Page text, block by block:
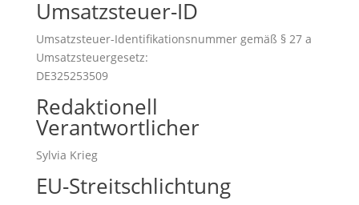
Umsatzsteuer-ID
Umsatzsteuer-Identifikationsnummer gemäß § 27 a
Umsatzsteuergesetz:
DE325253509
Redaktionell
Verantwortlicher
Sylvia Krieg
EU-Streitschlichtung